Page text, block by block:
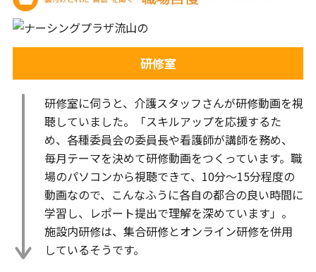
研修室
研修室に伺うと、介護スタッフさんが研修動画を視
聴していました。「スキルアップを応援するた
め、各種委員会の委員長や看護師が講師を務め、
毎月テーマを決めて研修動画をつくっています。職
場のパソコンから視聴できて、10分～15分程度の
動画なので、こんなふうに各自の都合の良い時間に
学習し、レポート提出で理解を深めています」。
施設内研修は、集合研修とオンライン研修を併用
しているそうです。